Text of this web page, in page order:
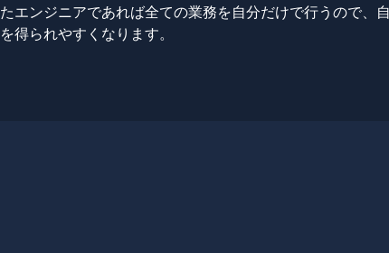
エンジニアであれば全ての業務を自分だけで行うので、
得られやすくなります。